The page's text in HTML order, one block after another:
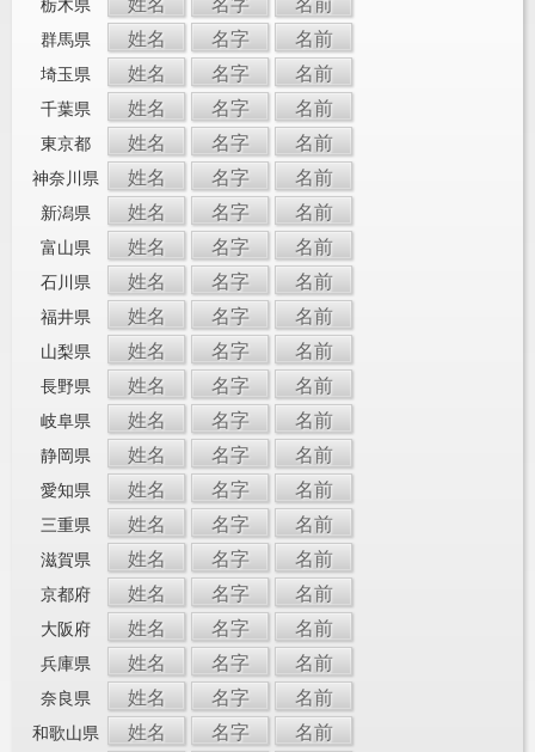
栃木県 姓名 名字 名前
群馬県 姓名 名字 名前
埼玉県 姓名 名字 名前
千葉県 姓名 名字 名前
東京都 姓名 名字 名前
神奈川県 姓名 名字 名前
新潟県 姓名 名字 名前
富山県 姓名 名字 名前
石川県 姓名 名字 名前
福井県 姓名 名字 名前
山梨県 姓名 名字 名前
長野県 姓名 名字 名前
岐阜県 姓名 名字 名前
静岡県 姓名 名字 名前
愛知県 姓名 名字 名前
三重県 姓名 名字 名前
滋賀県 姓名 名字 名前
京都府 姓名 名字 名前
大阪府 姓名 名字 名前
兵庫県 姓名 名字 名前
奈良県 姓名 名字 名前
和歌山県 姓名 名字 名前